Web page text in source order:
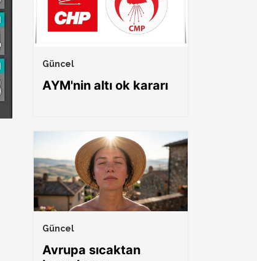
Güncel
AYM'nin altı ok kararı
Güncel
Avrupa sıcaktan